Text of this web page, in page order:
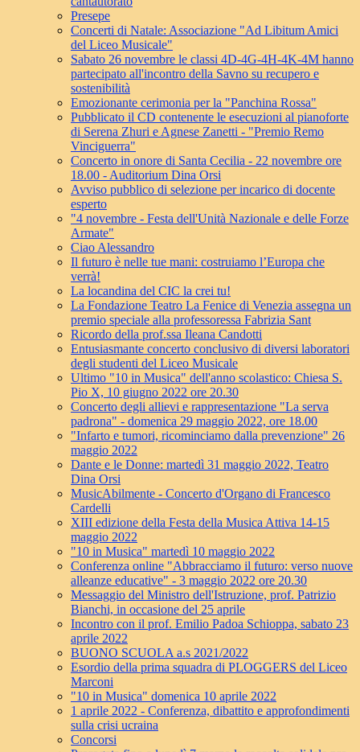
Presepe
Concerti di Natale: Associazione "Ad Libitum Amici
del Liceo Musicale"
Sabato 26 novembre le classi 4D-4G-4H-4K-4M hanno
partecipato all'incontro della Savno su recupero e
sostenibilità
Emozionante cerimonia per la "Panchina Rossa"
Pubblicato il CD contenente le esecuzioni al pianoforte
di Serena Zhuri e Agnese Zanetti - "Premio Remo
Vinciguerra"
Concerto in onore di Santa Cecilia - 22 novembre ore
18.00 - Auditorium Dina Orsi
Avviso pubblico di selezione per incarico di docente
esperto
"4 novembre - Festa dell'Unità Nazionale e delle Forze
Armate"
Ciao Alessandro
Il futuro è nelle tue mani: costruiamo l’Europa che
verrà!
La locandina del CIC la crei tu!
La Fondazione Teatro La Fenice di Venezia assegna un
premio speciale alla professoressa Fabrizia Sant
Ricordo della prof.ssa Ileana Candotti
Entusiasmante concerto conclusivo di diversi laboratori
degli studenti del Liceo Musicale
Ultimo "10 in Musica" dell'anno scolastico: Chiesa S.
Pio X, 10 giugno 2022 ore 20.30
Concerto degli allievi e rappresentazione "La serva
padrona" - domenica 29 maggio 2022, ore 18.00
"Infarto e tumori, ricominciamo dalla prevenzione" 26
maggio 2022
Dante e le Donne: martedì 31 maggio 2022, Teatro
Dina Orsi
MusicAbilmente - Concerto d'Organo di Francesco
Cardelli
XIII edizione della Festa della Musica Attiva 14-15
maggio 2022
"10 in Musica" martedì 10 maggio 2022
Conferenza online "Abbracciamo il futuro: verso nuove
alleanze educative" - 3 maggio 2022 ore 20.30
Messaggio del Ministro dell'Istruzione, prof. Patrizio
Bianchi, in occasione del 25 aprile
Incontro con il prof. Emilio Padoa Schioppa, sabato 23
aprile 2022
BUONO SCUOLA a.s 2021/2022
Esordio della prima squadra di PLOGGERS del Liceo
Marconi
"10 in Musica" domenica 10 aprile 2022
1 aprile 2022 - Conferenza, dibattito e approfondimenti
sulla crisi ucraina
Concorsi